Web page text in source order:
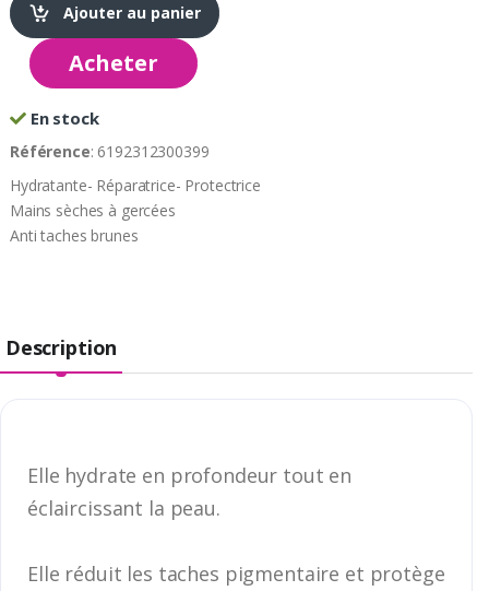
Ajouter au panier
Acheter
En stock
Référence: 6192312300399
Hydratante- Réparatrice- Protectrice
Mains sèches à gercées
Anti taches brunes
Description
Elle hydrate en profondeur tout en
éclaircissant la peau.
Elle réduit les taches pigmentaire et protège